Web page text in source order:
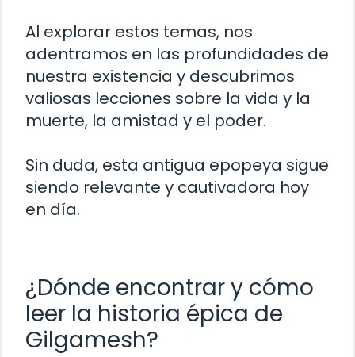
Al explorar estos temas, nos
adentramos en las profundidades de
nuestra existencia y descubrimos
valiosas lecciones sobre la vida y la
muerte, la amistad y el poder.
Sin duda, esta antigua epopeya sigue
siendo relevante y cautivadora hoy
en día.
¿Dónde encontrar y cómo
leer la historia épica de
Gilgamesh?